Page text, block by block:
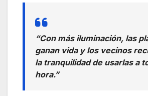
“Con más iluminación, las
ganan vida y los vecinos
la tranquilidad de usarlas a
hora.”